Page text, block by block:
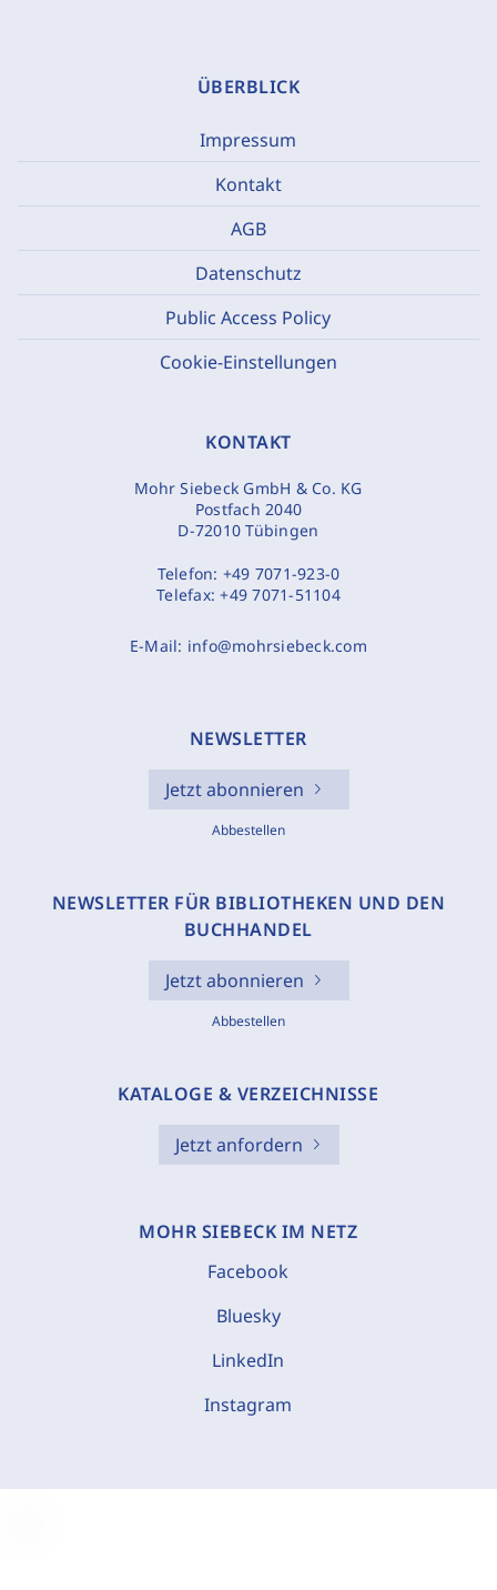
ÜBERBLICK
Impressum
Kontakt
AGB
Datenschutz
Public Access Policy
Cookie-Einstellungen
KONTAKT
Mohr Siebeck GmbH & Co. KG
Postfach 2040
D-72010 Tübingen
Telefon: +49 7071-923-0
Telefax:+49 7071-51104
E-Mail: info@mohrsiebeck.com
NEWSLETTER
Jetzt abonnieren
Abbestellen
NEWSLETTER FÜR BIBLIOTHEKEN UND DEN
BUCHHANDEL
Jetzt abonnieren
Abbestellen
KATALOGE & VERZEICHNISSE
Jetzt anfordern
MOHR SIEBECK IM NETZ
Facebook
Bluesky
LinkedIn
Instagram